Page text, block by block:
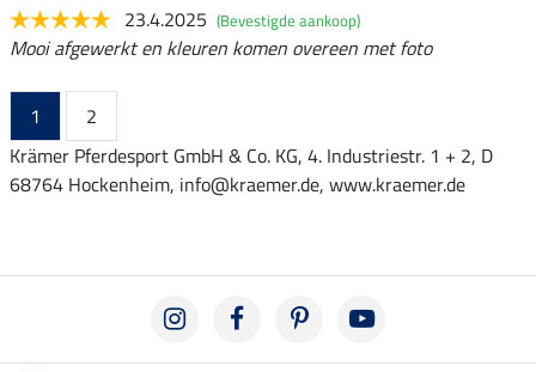
23.4.2025 (Bevestigde aankoop)
Mooi afgewerkt en kleuren komen overeen met foto
1
2
Krämer Pferdesport GmbH & Co. KG, 4. Industriestr. 1 + 2, D
68764 Hockenheim, info@kraemer.de, www.kraemer.de